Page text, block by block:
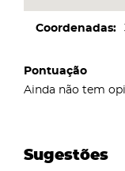
Coordenadas
Pontuação
Ainda não tem
Sugestões